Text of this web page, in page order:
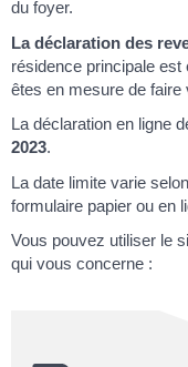
du foyer.
La déclaration des
résidence principale
êtes en mesure de faire
La déclaration en ligne
2023.
La date limite varie
formulaire papier ou en
Vous pouvez utiliser le
qui vous concerne :